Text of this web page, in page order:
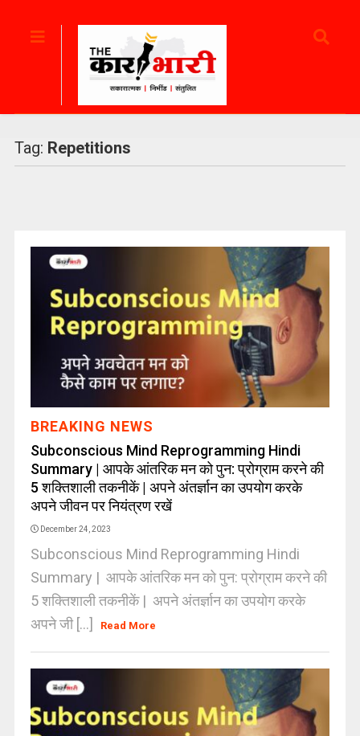
Tag: Repetitions
BREAKING NEWS
Subconscious Mind Reprogramming Hindi
Summary | आपके आंतरिक मन को पुन: प्रोग्राम करने की
5 शक्तिशाली तकनीकें | अपने अंतर्ज्ञान का उपयोग करके
अपने जीवन पर नियंत्रण रखें
December 24, 2023
Subconscious Mind Reprogramming Hindi
Summary | आपके आंतरिक मन को पुन: प्रोग्राम करने की
5 शक्तिशाली तकनीकें | अपने अंतर्ज्ञान का उपयोग करके
अपने जी [...]
Read More